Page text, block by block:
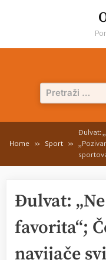
Pretraži:
Home Sport
Đulvat:
Đulvat:
favorita“;
navijače